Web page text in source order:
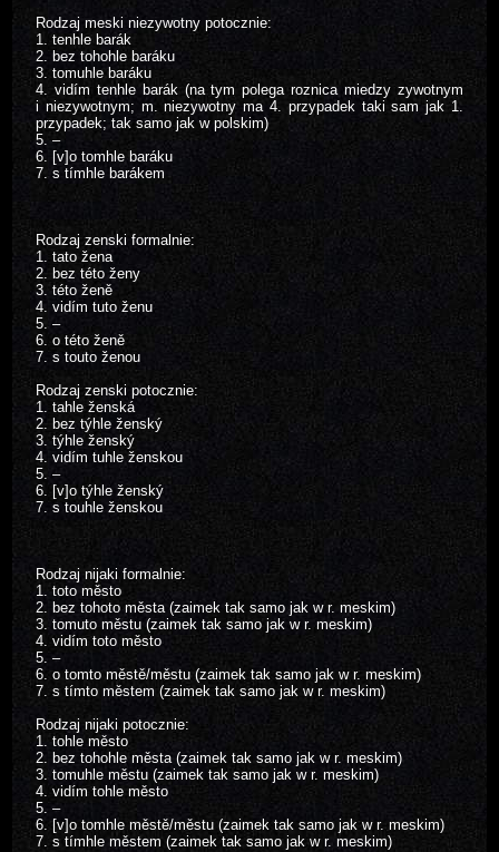
Rodzaj meski niezywotny potocznie:
1. tenhle barák
2. bez tohohle baráku
3. tomuhle baráku
4. vidím tenhle barák (na tym polega roznica miedzy zywotnym
i niezywotnym; m. niezywotny ma 4. przypadek taki sam jak 1.
przypadek; tak samo jak w polskim)
5. –
6. [v]o tomhle baráku
7. s tímhle barákem
Rodzaj zenski formalnie:
1. tato žena
2. bez této ženy
3. této ženě
4. vidím tuto ženu
5. –
6. o této ženě
7. s touto ženou
Rodzaj zenski potocznie:
1. tahle ženská
2. bez týhle ženský
3. týhle ženský
4. vidím tuhle ženskou
5. –
6. [v]o týhle ženský
7. s touhle ženskou
Rodzaj nijaki formalnie:
1. toto město
2. bez tohoto města (zaimek tak samo jak w r. meskim)
3. tomuto městu (zaimek tak samo jak w r. meskim)
4. vidím toto město
5. –
6. o tomto městě/městu (zaimek tak samo jak w r. meskim)
7. s tímto městem (zaimek tak samo jak w r. meskim)
Rodzaj nijaki potocznie:
1. tohle město
2. bez tohohle města (zaimek tak samo jak w r. meskim)
3. tomuhle městu (zaimek tak samo jak w r. meskim)
4. vidím tohle město
5. –
6. [v]o tomhle městě/městu (zaimek tak samo jak w r. meskim)
7. s tímhle městem (zaimek tak samo jak w r. meskim)